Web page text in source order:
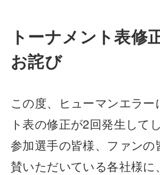
トーナメント表修
お詫び
この度、ヒューマンエラ
ト表の修正が2回発生して
参加選手の皆様、ファン
賛いただいている各社様